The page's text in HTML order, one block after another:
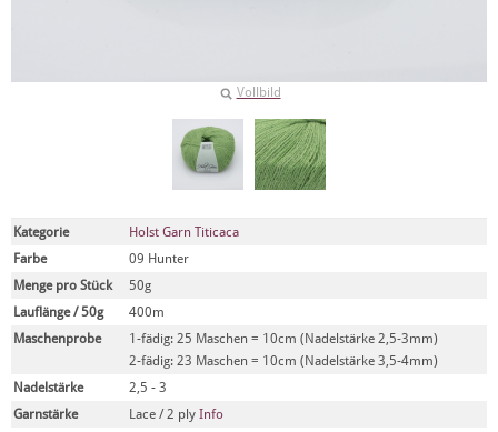
Vollbild
Kategorie
Holst Garn Titicaca
Farbe
09 Hunter
Menge pro Stück
50g
Lauflänge / 50g
400m
Maschenprobe
1-fädig: 25 Maschen = 10cm (Nadelstärke 2,5-3mm)
2-fädig: 23 Maschen = 10cm (Nadelstärke 3,5-4mm)
Nadelstärke
2,5 - 3
Garnstärke
Lace / 2 ply Info